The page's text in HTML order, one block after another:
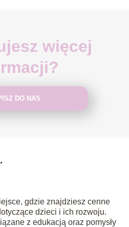
więcej
DO NAS
gdzie znajdziesz cenne
dzieci i ich rozwoju.
z edukacją oraz pomysły